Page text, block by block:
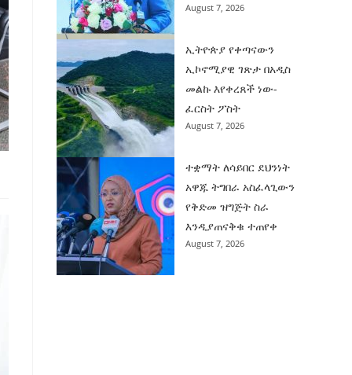
August 7, 2026
ኢትዮጵያ የቀጣናውን
ኢኮኖሚያዊ ገጽታ በአዲስ
መልኩ እየቀረጸች ነው-
ፈርስት ፖስት
August 7, 2026
ተቋማት ለሳይበር ደህንነት
አዋጁ ትግበራ አስፈላጊውን
የቅድመ ዝግጅት ስራ
እንዲያጠናቅቁ ተጠየቀ
August 7, 2026